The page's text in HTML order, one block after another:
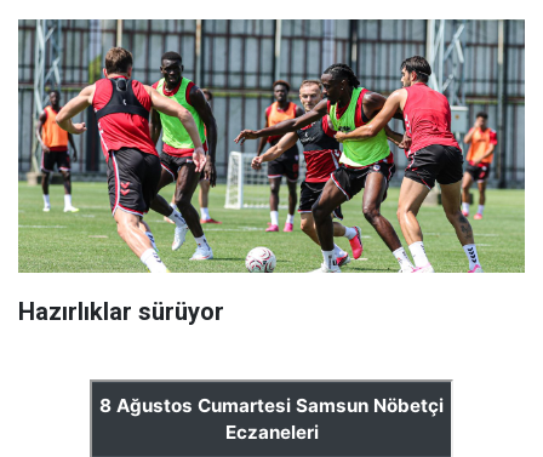
Hazırlıklar sürüyor